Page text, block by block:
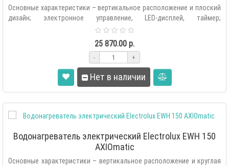
Основные характеристики – вертикальное расположение и плоский
дизайн; электронное управление, LED-дисплей, таймер;
25 870.00 р.
- +
Нет в наличии
Водонагреватель электрический Electrolux EWH 150
AXIOmatic
Основные характеристики – вертикальное расположение и круглая